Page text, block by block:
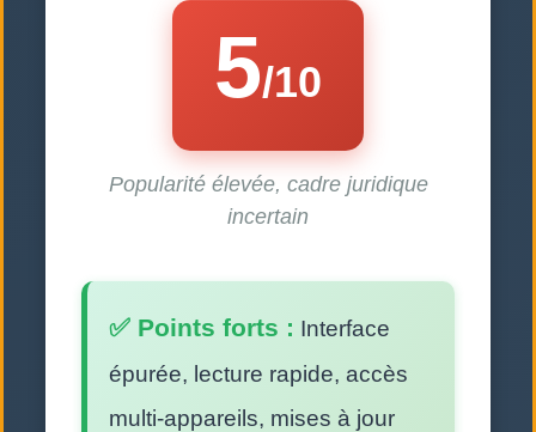
5/10
Popularité élevée, cadre juridique
incertain
✅ Points forts : Interface
épurée, lecture rapide, accès
multi-appareils, mises à jour